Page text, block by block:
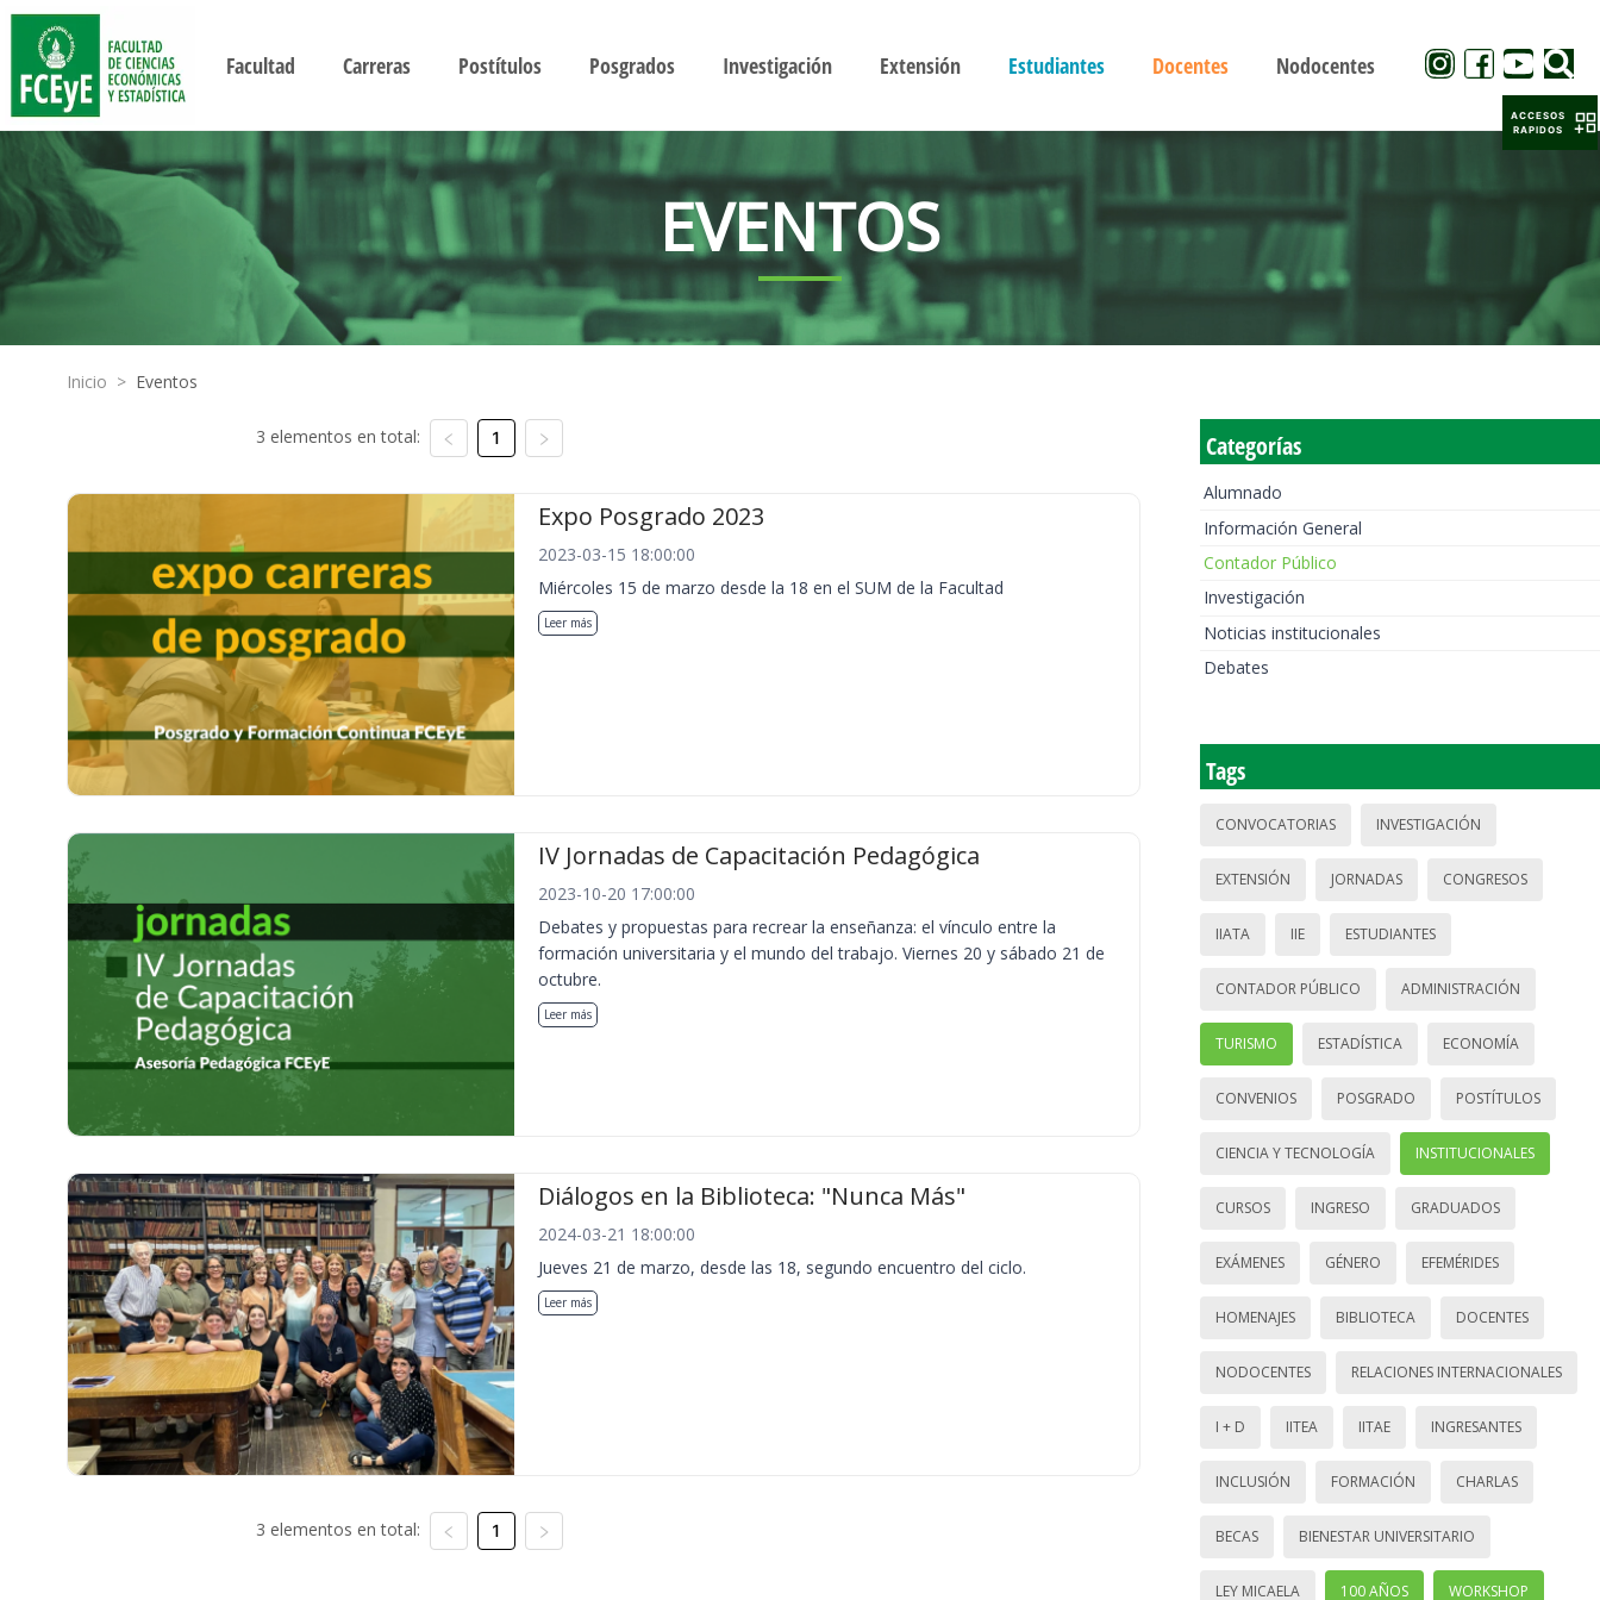
Facultad Carreras Postítulos Posgrados Investigación Extensión Estudiantes Docentes Nodocentes
EVENTOS
Inicio > Eventos
3 elementos en total: 1
Expo Posgrado 2023
2023-03-15 18:00:00
Miércoles 15 de marzo desde la 18 en el SUM de la Facultad
Leer más
IV Jornadas de Capacitación Pedagógica
2023-10-20 17:00:00
Debates y propuestas para recrear la enseñanza: el vínculo entre la
formación universitaria y el mundo del trabajo. Viernes 20 y sábado 21 de
octubre.
Leer más
Diálogos en la Biblioteca: "Nunca Más"
2024-03-21 18:00:00
Jueves 21 de marzo, desde las 18, segundo encuentro del ciclo.
Leer más
3 elementos en total: 1
Categorías
Alumnado
Información General
Contador Público
Investigación
Noticias institucionales
Debates
Tags
CONVOCATORIAS INVESTIGACIÓN
EXTENSIÓN JORNADAS CONGRESOS
IIATA IIE ESTUDIANTES
CONTADOR PÚBLICO ADMINISTRACIÓN
TURISMO ESTADÍSTICA ECONOMÍA
CONVENIOS POSGRADO POSTÍTULOS
CIENCIA Y TECNOLOGÍA INSTITUCIONALES
CURSOS INGRESO GRADUADOS
EXÁMENES GÉNERO EFEMÉRIDES
HOMENAJES BIBLIOTECA DOCENTES
NODOCENTES RELACIONES INTERNACIONALES
I + D IITEA IITAE INGRESANTES
INCLUSIÓN FORMACIÓN CHARLAS
BECAS BIENESTAR UNIVERSITARIO
LEY MICAELA 100 AÑOS WORKSHOP
ACCESOS
RAPIDOS